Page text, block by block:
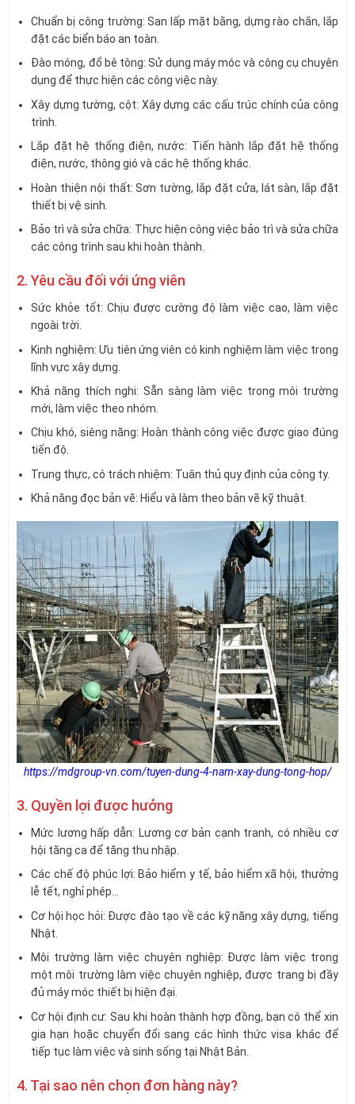
Chuẩn bị công trường: San lấp mặt bằng, dựng rào chắn, lắp
đặt các biển báo an toàn.
Đào móng, đổ bê tông: Sử dụng máy móc và công cụ chuyên
dụng để thực hiện các công việc này.
Xây dựng tường, cột: Xây dựng các cấu trúc chính của công
trình.
Lắp đặt hệ thống điện, nước: Tiến hành lắp đặt hệ thống
điện, nước, thông gió và các hệ thống khác.
Hoàn thiện nội thất: Sơn tường, lắp đặt cửa, lát sàn, lắp đặt
thiết bị vệ sinh.
Bảo trì và sửa chữa: Thực hiện công việc bảo trì và sửa chữa
các công trình sau khi hoàn thành.
2. Yêu cầu đối với ứng viên
Sức khỏe tốt: Chịu được cường độ làm việc cao, làm việc
ngoài trời.
Kinh nghiệm: Ưu tiên ứng viên có kinh nghiệm làm việc trong
lĩnh vực xây dựng.
Khả năng thích nghi: Sẵn sàng làm việc trong môi trường
mới, làm việc theo nhóm.
Chịu khó, siêng năng: Hoàn thành công việc được giao đúng
tiến độ.
Trung thực, có trách nhiệm: Tuân thủ quy định của công ty.
Khả năng đọc bản vẽ: Hiểu và làm theo bản vẽ kỹ thuật.
https://mdgroup-vn.com/tuyen-dung-4-nam-xay-dung-tong-hop/
3. Quyền lợi được hưởng
Mức lương hấp dẫn: Lương cơ bản cạnh tranh, có nhiều cơ
hội tăng ca để tăng thu nhập.
Các chế độ phúc lợi: Bảo hiểm y tế, bảo hiểm xã hội, thưởng
lễ tết, nghỉ phép…
Cơ hội học hỏi: Được đào tạo về các kỹ năng xây dựng, tiếng
Nhật.
Môi trường làm việc chuyên nghiệp: Được làm việc trong
một môi trường làm việc chuyên nghiệp, được trang bị đầy
đủ máy móc thiết bị hiện đại.
Cơ hội định cư: Sau khi hoàn thành hợp đồng, bạn có thể xin
gia hạn hoặc chuyển đổi sang các hình thức visa khác để
tiếp tục làm việc và sinh sống tại Nhật Bản.
4. Tại sao nên chọn đơn hàng này?